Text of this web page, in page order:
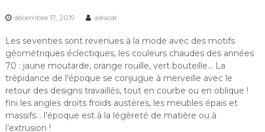
décembre 17, 2019 alexcdr
Les seventies sont revenues à la mode avec des motifs
géométriques éclectiques, les couleurs chaudes des années
70 : jaune moutarde, orange rouille, vert bouteille… La
trépidance de l’époque se conjugue à merveille avec le
retour des designs travaillés, tout en courbe ou en oblique !
fini les angles droits froids austères, les meubles épais et
massifs… l’époque est à la légèreté de matière ou à
l’extrusion !